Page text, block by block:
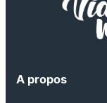
A propos